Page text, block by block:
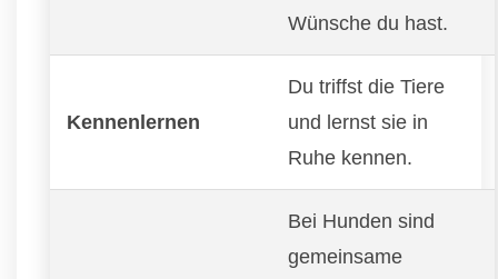
Wünsche du hast.
Kennenlernen
Du triffst die Tiere
und lernst sie in
Ruhe kennen.
Bei Hunden sind
gemeinsame